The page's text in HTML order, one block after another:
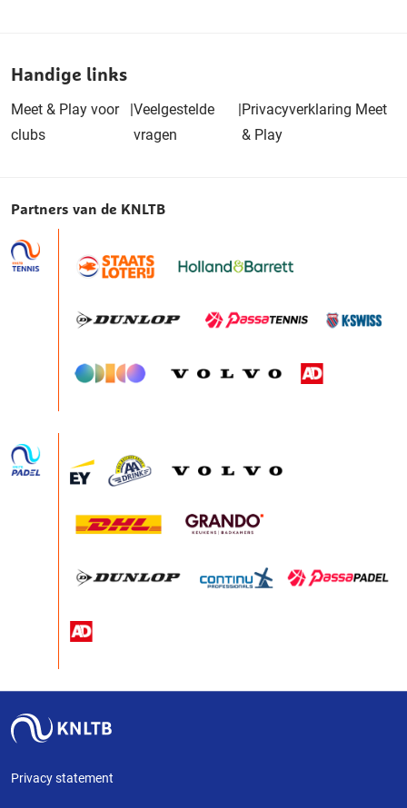
Handige links
Meet & Play voor
clubs
|Veelgestelde
vragen
|Privacyverklaring Meet
& Play
Partners van de KNLTB
Privacy statement